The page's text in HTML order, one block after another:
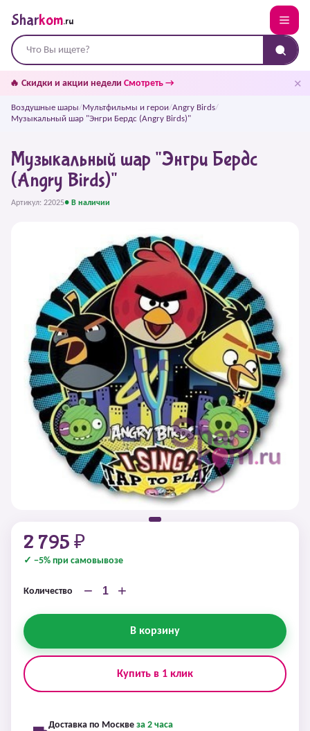
Sharkom.ru
🔥 Скидки и акции недели Смотреть → ✕
Воздушные шары/Мультфильмы и герои/Angry Birds/
Музыкальный шар "Энгри Бердс (Angry Birds)"
Музыкальный шар "Энгри Бердс
(Angry Birds)"
Артикул: 22025● В наличии
2 795 ₽
✓ −5% при самовывозе
Количество − +
В корзину
Купить в 1 клик
Доставка по Москве за 2 часа